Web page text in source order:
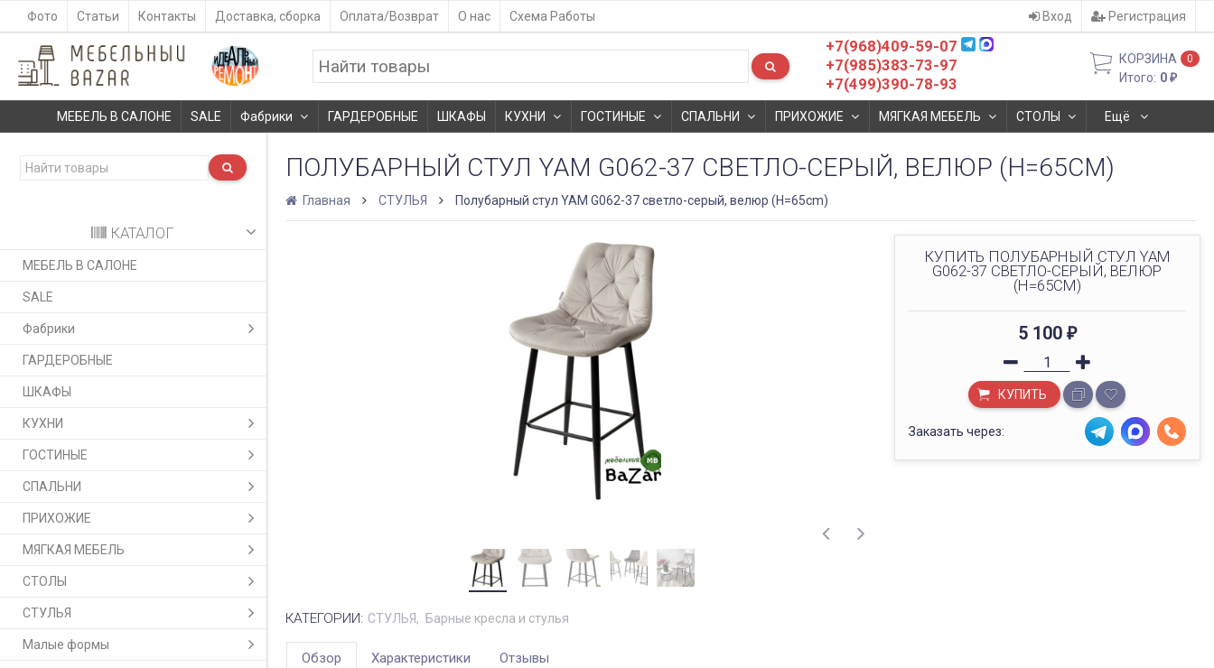
Фото Статьи Контакты Доставка, сборка Оплата/Возврат О нас Схема Работы Вход Регистрация
+7(968)409-59-07
+7(985)383-73-97
+7(499)390-78-93
КОРЗИНА 0
Итого: 0₽
МЕБЕЛЬ В САЛОНЕ SALE Фабрики ГАРДЕРОБНЫЕ ШКАФЫ КУХНИ ГОСТИНЫЕ СПАЛЬНИ ПРИХОЖИЕ МЯГКАЯ МЕБЕЛЬ СТОЛЫ Ещё
КАТАЛОГ
МЕБЕЛЬ В САЛОНЕ
SALE
Фабрики
ГАРДЕРОБНЫЕ
ШКАФЫ
КУХНИ
ГОСТИНЫЕ
СПАЛЬНИ
ПРИХОЖИЕ
МЯГКАЯ МЕБЕЛЬ
СТОЛЫ
СТУЛЬЯ
Малые формы
ПОЛУБАРНЫЙ СТУЛ YAM G062-37 СВЕТЛО-СЕРЫЙ, ВЕЛЮР (H=65CM)
Главная СТУЛЬЯ Полубарный стул YAM G062-37 светло-серый, велюр (H=65cm)
КУПИТЬ ПОЛУБАРНЫЙ СТУЛ YAM
G062-37 СВЕТЛО-СЕРЫЙ, ВЕЛЮР
(H=65CM)
5 100 ₽
КУПИТЬ
Заказать через:
КАТЕГОРИИ: СТУЛЬЯ Барные кресла и стулья
Обзор Характеристики Отзывы